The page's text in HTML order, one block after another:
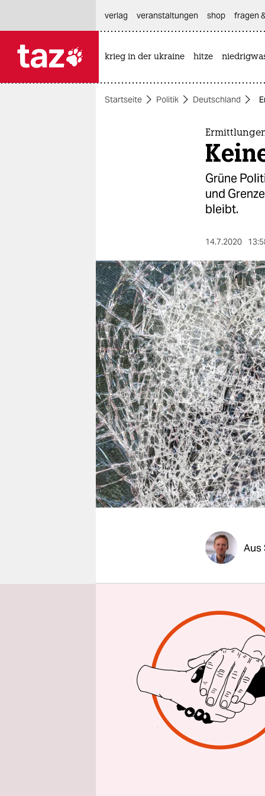
themen
berlin
nord
wahrheit
verlag
verlag
veranstaltungen
shop
fragen & hilfe
unterstützen
abo
genossenschaft
verlag
veranstaltungen shop fragen
krieg in der ukraine hitze
Startseite Politik Deutschland
Grüne
und
bleibt.
14.7.2020
Aus
Die
den
Gestern
findet